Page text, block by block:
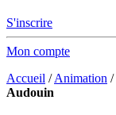
S'inscrire
Mon compte
Accueil /Animation /
Audouin